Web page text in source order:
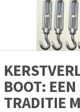
BOOT:
TRADITIE